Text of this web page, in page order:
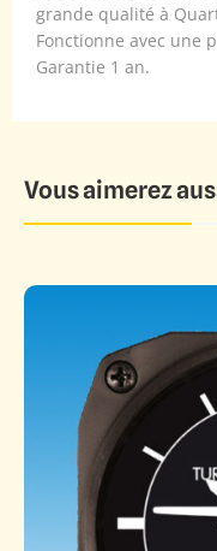
grande qualité à
Fonctionne avec une
Garantie 1 an.
Vous aimerez